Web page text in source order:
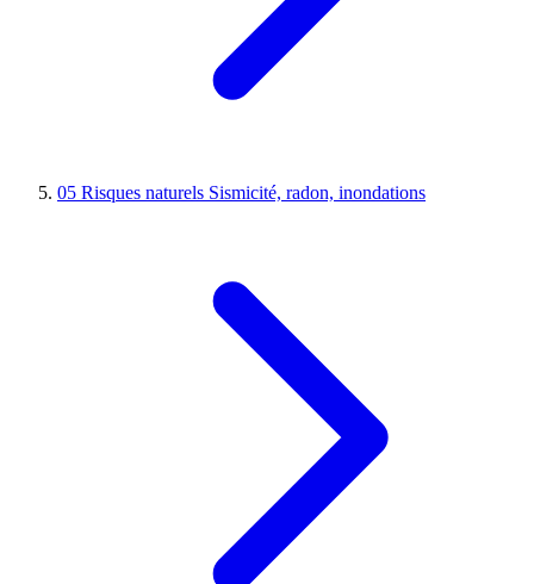
05 Risques naturels Sismicité, radon, inondations